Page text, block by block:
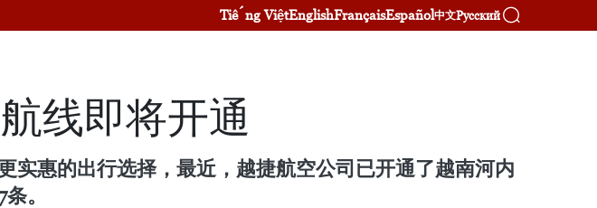
Tiếng ViệtEnglishFrançaisEspañol中文Русский
线即将开通
实惠的出行选择，最近，越捷航空公司已开通了越南河内
。